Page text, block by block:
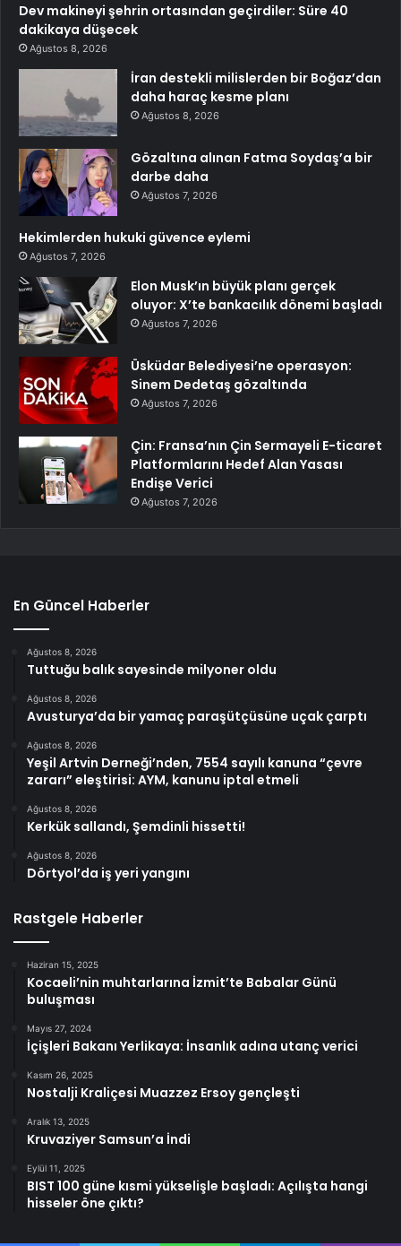
Dev makineyi şehrin ortasından geçirdiler: Süre 40
dakikaya düşecek
Ağustos 8, 2026
İran destekli milislerden bir Boğaz’dan
daha haraç kesme planı
Ağustos 8, 2026
Gözaltına alınan Fatma Soydaş’a bir
darbe daha
Ağustos 7, 2026
Hekimlerden hukuki güvence eylemi
Ağustos 7, 2026
Elon Musk’ın büyük planı gerçek
oluyor: X’te bankacılık dönemi başladı
Ağustos 7, 2026
Üsküdar Belediyesi’ne operasyon:
Sinem Dedetaş gözaltında
Ağustos 7, 2026
Çin: Fransa’nın Çin Sermayeli E-ticaret
Platformlarını Hedef Alan Yasası
Endişe Verici
Ağustos 7, 2026
En Güncel Haberler
Ağustos 8, 2026
Tuttuğu balık sayesinde milyoner oldu
Ağustos 8, 2026
Avusturya’da bir yamaç paraşütçüsüne uçak çarptı
Ağustos 8, 2026
Yeşil Artvin Derneği’nden, 7554 sayılı kanuna “çevre
zararı” eleştirisi: AYM, kanunu iptal etmeli
Ağustos 8, 2026
Kerkük sallandı, Şemdinli hissetti!
Ağustos 8, 2026
Dörtyol’da iş yeri yangını
Rastgele Haberler
Haziran 15, 2025
Kocaeli’nin muhtarlarına İzmit’te Babalar Günü
buluşması
Mayıs 27, 2024
İçişleri Bakanı Yerlikaya: İnsanlık adına utanç verici
Kasım 26, 2025
Nostalji Kraliçesi Muazzez Ersoy gençleşti
Aralık 13, 2025
Kruvaziyer Samsun’a İndi
Eylül 11, 2025
BIST 100 güne kısmi yükselişle başladı: Açılışta hangi
hisseler öne çıktı?